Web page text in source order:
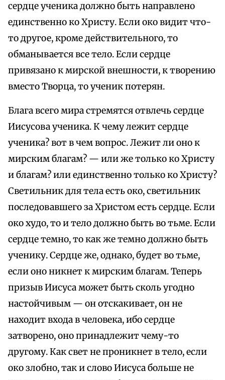
сердце ученика должно быть направлено
единственно ко Христу. Если око видит что-
то другое, кроме действительного, то
обманывается все тело. Если сердце
привязано к мирской внешности, к творению
вместо Творца, то ученик потерян.
Блага всего мира стремятся отвлечь сердце
Иисусова ученика. К чему лежит сердце
ученика? вот в чем вопрос. Лежит ли оно к
мирским благам? — или же только ко Христу
и благам? или единственно только ко Христу?
Светильник для тела есть око, светильник
последовавшего за Христом есть сердце. Если
око худо, то и тело должно быть во тьме. Если
сердце темно, то как же темно должно быть
ученику. Сердце же, однако, будет во тьме,
если оно никнет к мирским благам. Теперь
призыв Иисуса может быть сколь угодно
настойчивым — он отскакивает, он не
находит входа в человека, ибо сердце
затворено, оно принадлежит чему-то
другому. Как свет не проникнет в тело, если
око злобно, так и слово Иисуса больше не